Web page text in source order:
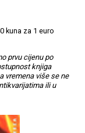
kuna za 1 euro
prvu cijenu po
knjiga
vremena više se ne
ili u